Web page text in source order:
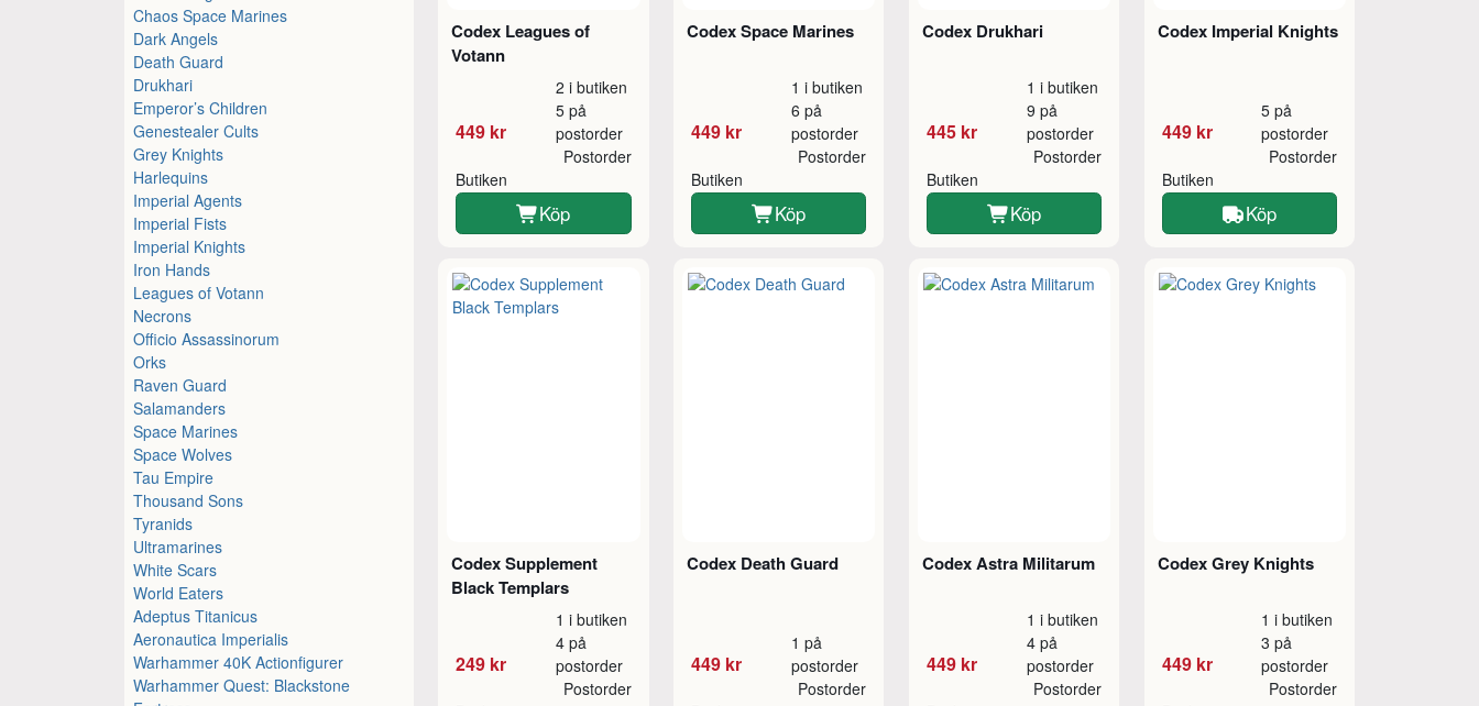
Chaos Space Marines
Dark Angels
Death Guard
Drukhari
Emperor’s Children
Genestealer Cults
Grey Knights
Harlequins
Imperial Agents
Imperial Fists
Imperial Knights
Iron Hands
Leagues of Votann
Necrons
Officio Assassinorum
Orks
Raven Guard
Salamanders
Space Marines
Space Wolves
Tau Empire
Thousand Sons
Tyranids
Ultramarines
White Scars
World Eaters
Adeptus Titanicus
Aeronautica Imperialis
Warhammer 40K Actionfigurer
Warhammer Quest: Blackstone
Codex Leagues of
Votann
449 kr
2 i butiken
5 på
postorder
Butiken
Postorder
Köp
Codex Space Marines
449 kr
1 i butiken
6 på
postorder
Butiken
Postorder
Köp
Codex Drukhari
445 kr
1 i butiken
9 på
postorder
Butiken
Postorder
Köp
Codex Imperial Knights
449 kr
5 på
postorder
Butiken
Postorder
Köp
Codex Supplement
Black Templars
249 kr
1 i butiken
4 på
postorder
Postorder
Codex Death Guard
449 kr
1 på
postorder
Postorder
Codex Astra Militarum
449 kr
1 i butiken
4 på
postorder
Postorder
Codex Grey Knights
449 kr
1 i butiken
3 på
postorder
Postorder